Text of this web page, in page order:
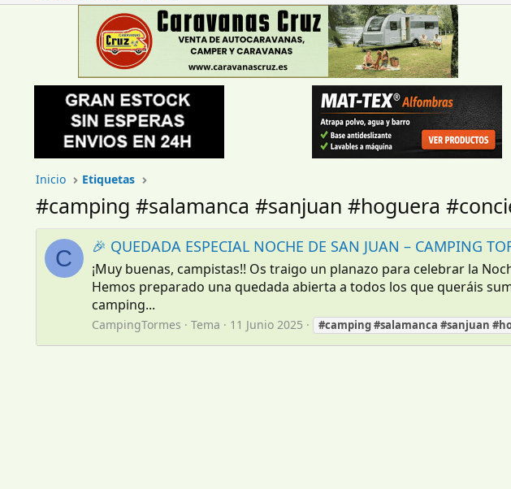
Inicio Etiquetas
#camping #salamanca #sanjuan #hoguera
C 🎉 QUEDADA ESPECIAL NOCHE DE SAN JUAN – CAMPING
¡Muy buenas, campistas!! Os traigo un planazo para celebrar la
Hemos preparado una quedada abierta a todos los que queráis
camping...
CampingTormes Tema 11 Junio 2025 #camping#salamanca #sanjuan